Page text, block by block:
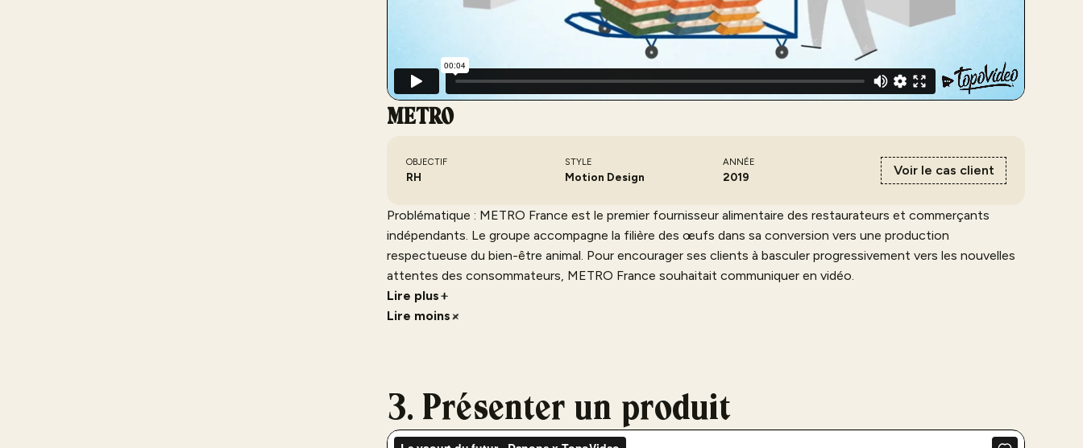
METRO
OBJECTIF
RH
STYLE
Motion Design
ANNÉE
2019 Voir le cas client
Problématique : METRO France est le premier fournisseur alimentaire des restaurateurs et commerçants
indépendants. Le groupe accompagne la filière des œufs dans sa conversion vers une production
respectueuse du bien-être animal. Pour encourager ses clients à basculer progressivement vers les nouvelles
attentes des consommateurs, METRO France souhaitait communiquer en vidéo.
Solution : Afin de contextualiser, nous avons démarré la vidéo par un rapide récapitulatif des attentes des
consommateurs et du marché des œufs. Nous avons mis en parallèle les contraintes et difficultés
Lire plus
Lire moins
3. Présenter un produit